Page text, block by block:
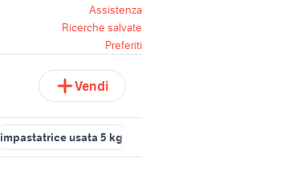
Assistenza
Ricerche salvate
Preferiti
Vendi
impastatrice usata 5 kg